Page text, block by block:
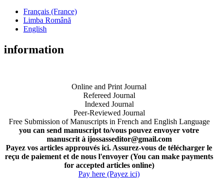
Français (France)
Limba Română
English
information
Online and Print Journal
Refereed Journal
Indexed Journal
Peer-Reviewed Journal
Free Submission of Manuscripts in French and English Language
you can send manuscript to/vous pouvez envoyer votre
manuscrit à ijossasseditor@gmail.com
Payez vos articles approuvés ici. Assurez-vous de télécharger le
reçu de paiement et de nous l'envoyer (You can make payments
for accepted articles online)
Pay here (Payez ici)